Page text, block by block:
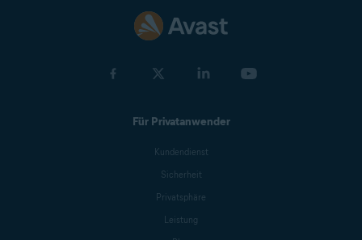
Für Privatanwender
Kundendienst
Sicherheit
Privatsphäre
Leistung